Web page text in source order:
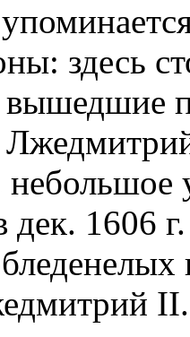
здесь
дек. 1606
II.